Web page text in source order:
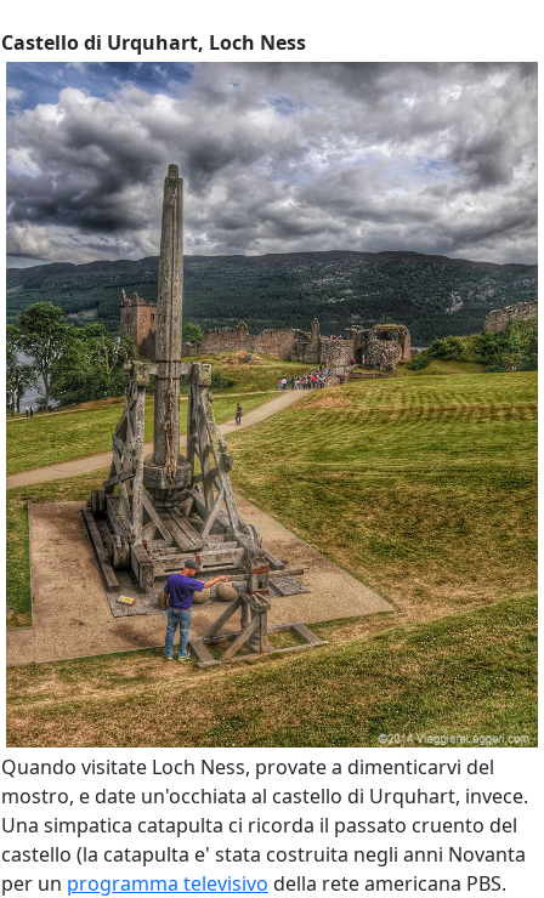
Castello di Urquhart, Loch Ness
Quando visitate Loch Ness, provate a dimenticarvi del
mostro, e date un'occhiata al castello di Urquhart, invece.
Una simpatica catapulta ci ricorda il passato cruento del
castello (la catapulta e' stata costruita negli anni Novanta
per un programma televisivo della rete americana PBS.